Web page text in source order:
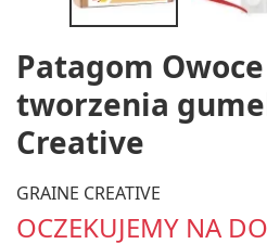
Patagom
tworzenia
Creative
GRAINE CREATIVE
OCZEKUJEMY NA